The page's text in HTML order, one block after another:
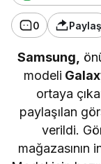
0 Paylaş
Samsung,
modeli
ortaya
paylaşılan
verildi.
mağazasının